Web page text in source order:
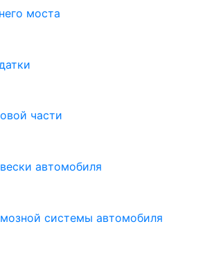
моста
части
автомобиля
системы автомобиля